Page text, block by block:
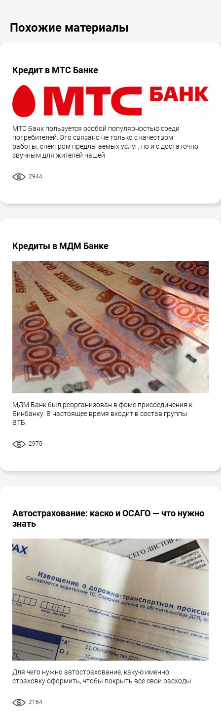
Похожие материалы
Кредит в МТС Банке
МТС Банк пользуется особой популярностью среди
потребителей. Это связано не только с качеством
работы, спектром предлагаемых услуг, но и с достаточно
звучным для жителей нашей
2944
Кредиты в МДМ Банке
МДМ Банк был реорганизован в фоме присоединения к
Бинбанку. В настоящее время входит в состав группы
ВТБ.
2970
Автострахование: каско и ОСАГО — что нужно
знать
Для чего нужно автострахование, какую именно
страховку оформить, чтобы покрыть все свои расходы.
2164